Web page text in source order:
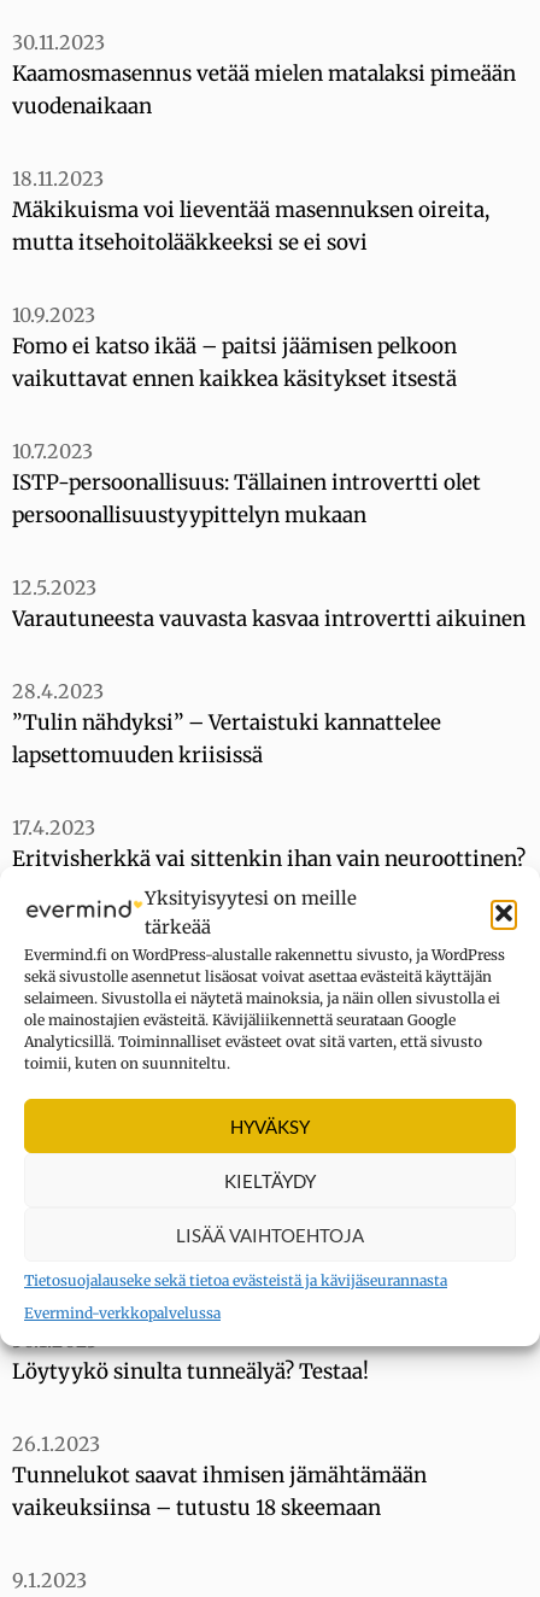
Yksityisyytesi on meille
tärkeää
Evermind.fi on WordPress-alustalle rakennettu sivusto, ja WordPress
sekä sivustolle asennetut lisäosat voivat asettaa evästeitä käyttäjän
selaimeen. Sivustolla ei näytetä mainoksia, ja näin ollen sivustolla ei
ole mainostajien evästeitä. Kävijäliikennettä seurataan Google
Analyticsillä. Toiminnalliset evästeet ovat sitä varten, että sivusto
toimii, kuten on suunniteltu.
HYVÄKSY
KIELTÄYDY
LISÄÄ VAIHTOEHTOJA
Tietosuojalauseke sekä tietoa evästeistä ja kävijäseurannasta
Evermind-verkkopalvelussa
Kaamosmasennus vetää mielen matalaksi pimeään
vuodenaikaan
30.11.2023
Mäkikuisma voi lieventää masennuksen oireita,
mutta itsehoitolääkkeeksi se ei sovi
18.11.2023
Fomo ei katso ikää – paitsi jäämisen pelkoon
vaikuttavat ennen kaikkea käsitykset itsestä
10.9.2023
ISTP-persoonallisuus: Tällainen introvertti olet
persoonallisuustyypittelyn mukaan
10.7.2023
Varautuneesta vauvasta kasvaa introvertti aikuinen
12.5.2023
”Tulin nähdyksi” – Vertaistuki kannattelee
lapsettomuuden kriisissä
28.4.2023
Erityisherkkä vai sittenkin ihan vain neuroottinen?
17.4.2023
Psykoterapia ei ole mitä tahansa jutustelua vaan
näyttöön perustuva hoitomuoto
Hypnoosi muuttaa aivojen tapaa käsitellä tietoa –
”Aivotoiminta ikään kuin pirstaloitui”
16.3.2023
”Heistä on aina mukava kuunnella muita” – ja 6
muuta myyttiä introverteista
Löytyykö sinulta tunneälyä? Testaa!
30.1.2023
Tunnelukot saavat ihmisen jämähtämään
vaikeuksiinsa – tutustu 18 skeemaan
26.1.2023
9.1.2023